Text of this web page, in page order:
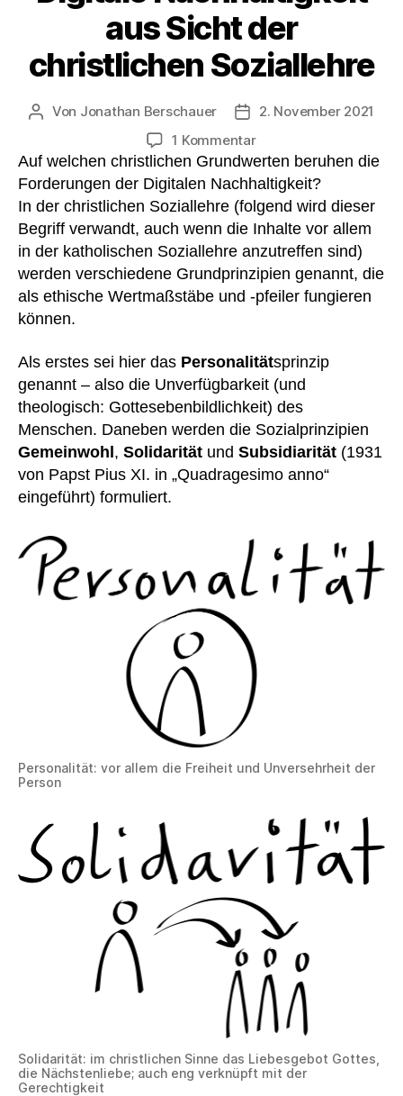
aus Sicht der
christlichen Soziallehre
Beitragsautor
Von Jonathan Berschauer Veröffentlichungsdatum
2. November 2021
1 Kommentarzu
Digitale
Nachhaltigkeit
aus
Sicht
der
christlichen
Soziallehre
Auf welchen christlichen Grundwerten beruhen die
Forderungen der Digitalen Nachhaltigkeit?
In der christlichen Soziallehre (folgend wird dieser
Begriff verwandt, auch wenn die Inhalte vor allem
in der katholischen Soziallehre anzutreffen sind)
werden verschiedene Grundprinzipien genannt, die
als ethische Wertmaßstäbe und -pfeiler fungieren
können.
Als erstes sei hier das Personalitätsprinzip
genannt – also die Unverfügbarkeit (und
theologisch: Gottesebenbildlichkeit) des
Menschen. Daneben werden die Sozialprinzipien
Gemeinwohl, Solidarität und Subsidiarität (1931
von Papst Pius XI. in „Quadragesimo anno“
eingeführt) formuliert.
Personalität: vor allem die Freiheit und Unversehrheit der
Person
Solidarität: im christlichen Sinne das Liebesgebot Gottes,
die Nächstenliebe; auch eng verknüpft mit der
Gerechtigkeit